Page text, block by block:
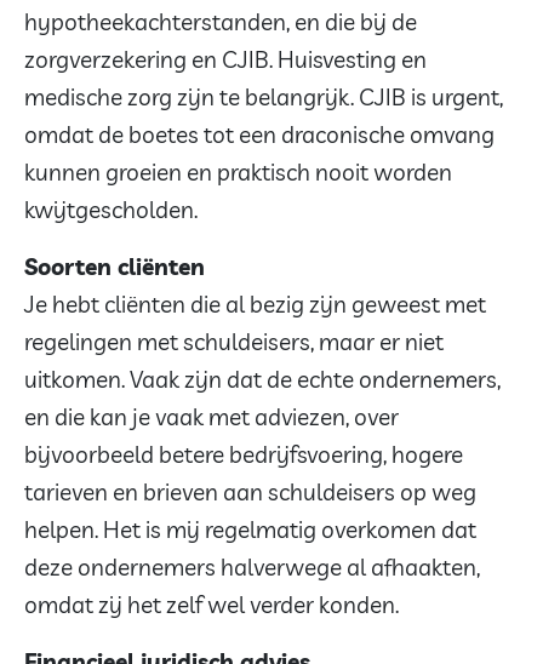
hypotheekachterstanden, en die bij de
zorgverzekering en CJIB. Huisvesting en
medische zorg zijn te belangrijk. CJIB is urgent,
omdat de boetes tot een draconische omvang
kunnen groeien en praktisch nooit worden
kwijtgescholden.
Soorten cliënten
Je hebt cliënten die al bezig zijn geweest met
regelingen met schuldeisers, maar er niet
uitkomen. Vaak zijn dat de echte ondernemers,
en die kan je vaak met adviezen, over
bijvoorbeeld betere bedrijfsvoering, hogere
tarieven en brieven aan schuldeisers op weg
helpen. Het is mij regelmatig overkomen dat
deze ondernemers halverwege al afhaakten,
omdat zij het zelf wel verder konden.